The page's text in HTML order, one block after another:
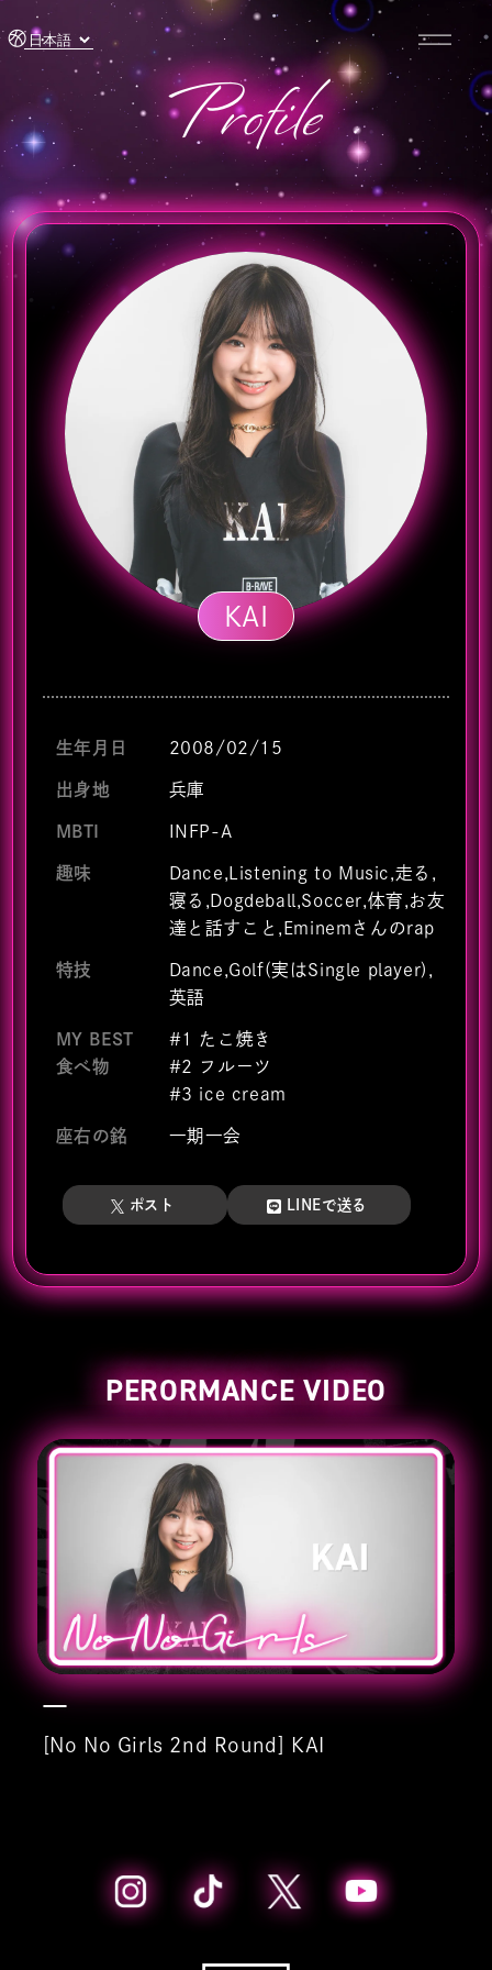
コンテ
ンツに
進む
Profile
KAI
生年月日 2008/02/15
出身地 兵庫
MBTI INFP-A
趣味
Dance,Listening to Music,走る,
寝る,Dogdeball,Soccer,体育,お友
達と話すこと,Eminemさんのrap
特技
Dance,Golf(実はSingle player),
英語
MY BEST
食べ物
#1 たこ焼き
#2 フルーツ
#3 ice cream
座右の銘 一期一会
ポスト LINEで送る
PERORMANCE VIDEO
[No No Girls 2nd Round] KAI